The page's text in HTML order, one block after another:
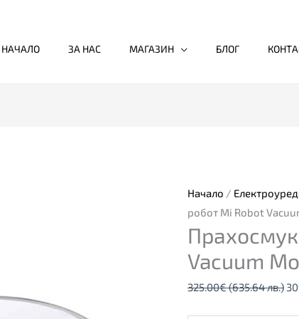
НАЧАЛО ЗА НАС МАГАЗИН БЛОГ
Начало /
робот Mi Robot
Vacuum
325.00€(635.64 лв.)
робот
Mi
Robot
Vacuum
Mop
2C,